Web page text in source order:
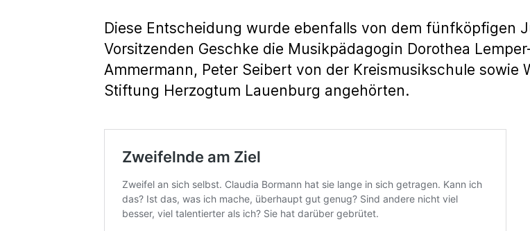
Diese Entscheidung wurde ebenfalls von dem fünfköpfigen
Vorsitzenden Geschke die Musikpädagogin Dorothea
Ammermann, Peter Seibert von der Kreismusikschule sowie
Stiftung Herzogtum Lauenburg angehörten.